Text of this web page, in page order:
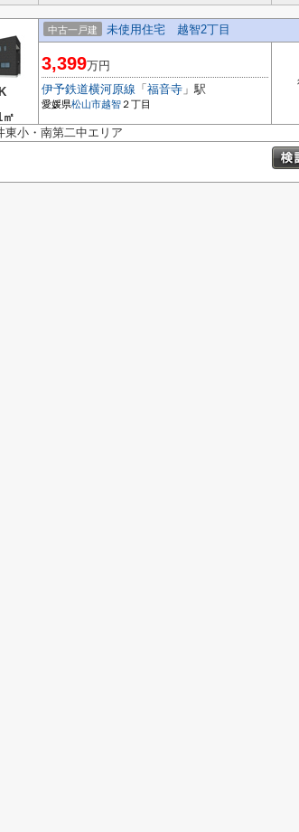
㎡
中古一戸建 未使用住宅 越智2丁目
3,399万円
伊予鉄道横河原線 「 福音寺 」駅
愛媛県松山市越智 ２丁目
東小・南第二中エリア